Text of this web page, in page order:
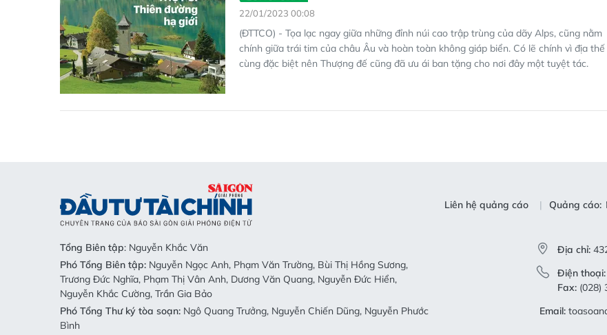
22/01/2023 00:08
(ĐTTCO) - Tọa lạc ngay giữa những đỉnh núi cao trập trùng của dãy Alps, cũng nằm
chính giữa trái tim của châu Âu và hoàn toàn không giáp biển. Có lẽ chính vì địa thế
cùng đặc biệt nên Thượng đế cũng đã ưu ái ban tặng cho nơi đây một tuyệt tác.
Liên hệ quảng cáo Quảng cáo:
Tổng Biên tập: Nguyễn Khắc Văn
Phó Tổng Biên tập: Nguyễn Ngọc Anh, Phạm Văn Trường, Bùi Thị Hồng Sương,
Trương Đức Nghĩa, Phạm Thị Vân Anh, Dương Văn Quang, Nguyễn Đức Hiển,
Nguyễn Khắc Cường, Trần Gia Bảo
Phó Tổng Thư ký tòa soạn: Ngô Quang Trưởng, Nguyễn Chiến Dũng, Nguyễn Phước
Bình
Địa chỉ:
Điện thoại:
Fax: (028)
Email: